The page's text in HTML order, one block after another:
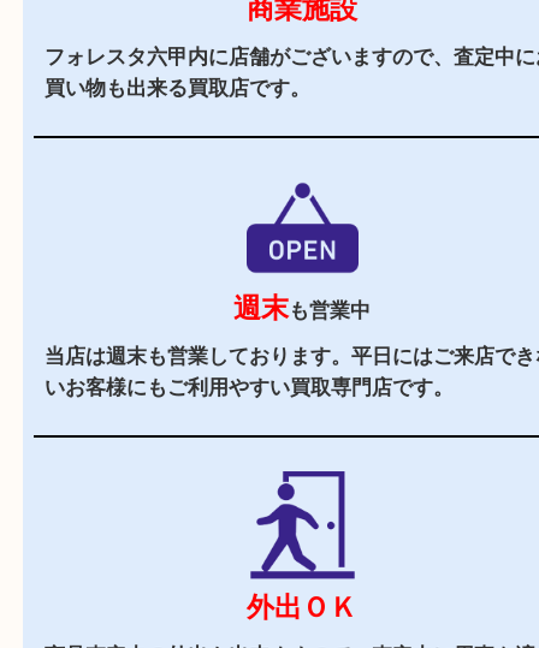
駅チカ
六甲道駅の北口よりすぐの買取専門店です。
駐車場 あり
フォレスタ六甲の施設駐車場をご利用ください。
商業施設